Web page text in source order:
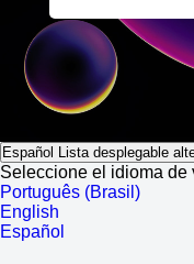
Español Lista desplegable
Seleccione el idioma de
Português (Brasil)
English
Español